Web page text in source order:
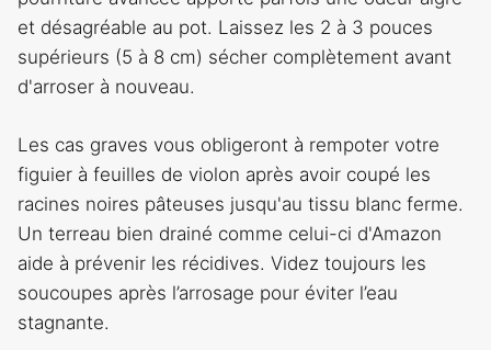
et désagréable au pot. Laissez les 2 à 3 pouces
supérieurs (5 à 8 cm) sécher complètement avant
d'arroser à nouveau.
Les cas graves vous obligeront à rempoter votre
figuier à feuilles de violon après avoir coupé les
racines noires pâteuses jusqu'au tissu blanc ferme.
Un terreau bien drainé comme celui-ci d'Amazon
aide à prévenir les récidives. Videz toujours les
soucoupes après l’arrosage pour éviter l’eau
stagnante.